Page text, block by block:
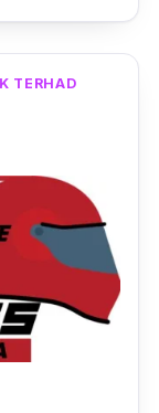
Bungkusit
dan
bersesuai
kata
dalam
dan pada
lagi
TERHAD